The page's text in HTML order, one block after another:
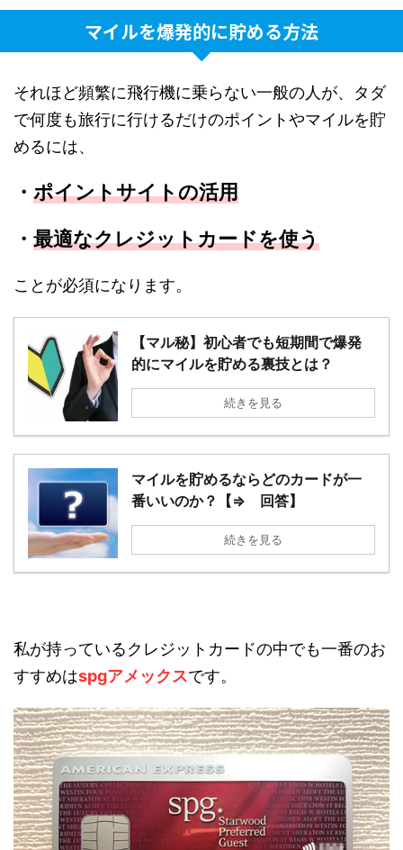
マイルを爆発的に貯める方法
それほど頻繁に飛行機に乗らない一般の人が、タダ
で何度も旅行に行けるだけのポイントやマイルを貯
めるには、
・ ポイントサイトの活用
・ 最適なクレジットカードを使う
ことが必須になります。
【マル秘】初心者でも短期間で爆発
的にマイルを貯める裏技とは？
続きを見る
マイルを貯めるならどのカードが一
番いいのか？【⇒ 回答】
続きを見る
私が持っているクレジットカードの中でも一番のお
すすめはspgアメックスです。